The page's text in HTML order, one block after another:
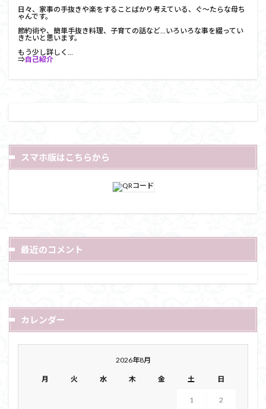
日々、家事の手抜きや楽をすることばかり考えている、ぐ～たらな母ち
ゃんです。
節約術や、簡単手抜き料理、子育ての話など…いろいろな事を綴ってい
きたいと思います。
もう少し詳しく…
⇒自己紹介
スマホ版はこちらから
最近のコメント
カレンダー
2026年8月
月 火 水 木 金 土 日
1 2